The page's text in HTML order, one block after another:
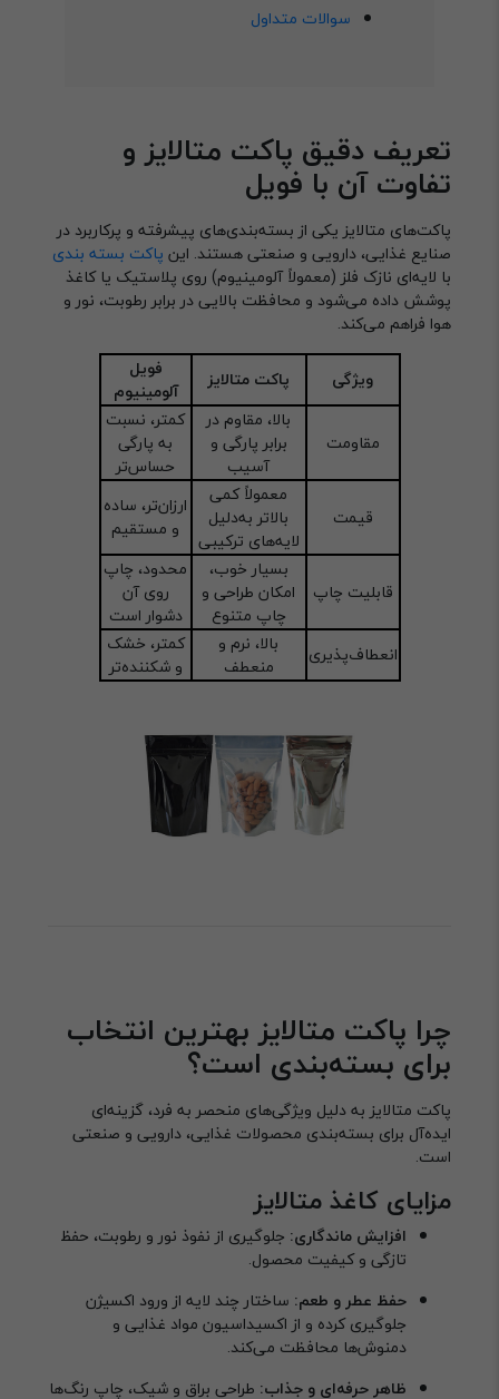
سوالات متداول
تعریف دقیق پاکت متالایز و
تفاوت آن با فویل
پاکت‌های متالایز یکی از بسته‌بندی‌های پیشرفته و پرکاربرد در
صنایع غذایی، دارویی و صنعتی هستند. این پاکت بسته بندی
با لایه‌ای نازک فلز (معمولاً آلومینیوم) روی پلاستیک یا کاغذ
پوشش داده می‌شود و محافظت بالایی در برابر رطوبت، نور و
هوا فراهم می‌کند.
ویژگی
پاکت متالایز
فویل
آلومینیوم
مقاومت
بالا، مقاوم در
برابر پارگی و
آسیب
کمتر، نسبت
به پارگی
حساس‌تر
قیمت
معمولاً کمی
بالاتر به‌دلیل
لایه‌های ترکیبی
ارزان‌تر، ساده
و مستقیم
قابلیت چاپ
بسیار خوب،
امکان طراحی و
چاپ متنوع
محدود، چاپ
روی آن
دشوار است
انعطاف‌پذیری
بالا، نرم و
منعطف
کمتر، خشک
و شکننده‌تر
چرا پاکت متالایز بهترین انتخاب
برای بسته‌بندی است؟
پاکت متالایز به دلیل ویژگی‌های منحصر به فرد، گزینه‌ای
ایده‌آل برای بسته‌بندی محصولات غذایی، دارویی و صنعتی
است.
مزایای کاغذ متالایز
افزایش ماندگاری: جلوگیری از نفوذ نور و رطوبت، حفظ
تازگی و کیفیت محصول.
حفظ عطر و طعم: ساختار چند لایه از ورود اکسیژن
جلوگیری کرده و از اکسیداسیون مواد غذایی و
دمنوش‌ها محافظت می‌کند.
ظاهر حرفه‌ای و جذاب: طراحی براق و شیک، چاپ رنگ‌ها